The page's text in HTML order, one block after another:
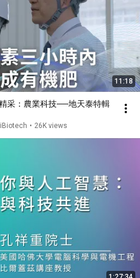
11:18
采：農業科技──地天泰特輯
• 26K views